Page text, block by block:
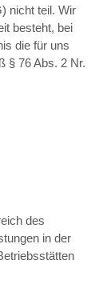
nicht teil. Wir
besteht, bei
die für uns
§ 76 Abs. 2 Nr.
des
in der